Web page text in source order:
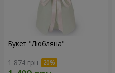
Букет "Любляна"
1 874 грн